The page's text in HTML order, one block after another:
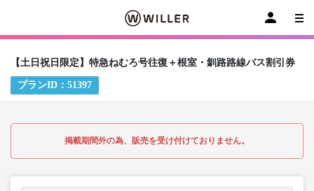
【土日祝日限定】特急ねむろ号往復＋根室・釧路路線バス割引券
プランID： 51397
掲載期間外の為、販売を受け付けておりません。